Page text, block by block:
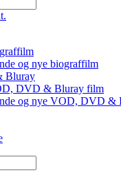
og nye biograffilm
Bluray
DVD & Bluray film
og nye VOD, DVD &